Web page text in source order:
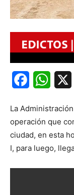
Facebook
La
operación que
ciudad, en esta
I, para luego,